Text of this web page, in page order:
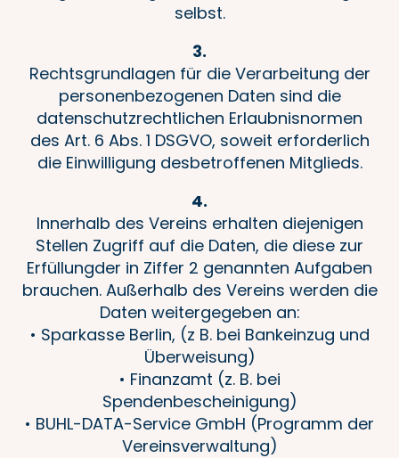
selbst.
3.
Rechtsgrundlagen für die Verarbeitung der
personenbezogenen Daten sind die
datenschutzrechtlichen Erlaubnisnormen
des Art. 6 Abs. 1 DSGVO, soweit erforderlich
die Einwilligung desbetroffenen Mitglieds.
4.
Innerhalb des Vereins erhalten diejenigen
Stellen Zugriff auf die Daten, die diese zur
Erfüllungder in Ziffer 2 genannten Aufgaben
brauchen. Außerhalb des Vereins werden die
Daten weitergegeben an:
• Sparkasse Berlin, (z B. bei Bankeinzug und
Überweisung)
• Finanzamt (z. B. bei
Spendenbescheinigung)
• BUHL-DATA-Service GmbH (Programm der
Vereinsverwaltung)